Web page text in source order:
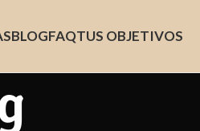
BLOGFAQTUS OBJETIVOS